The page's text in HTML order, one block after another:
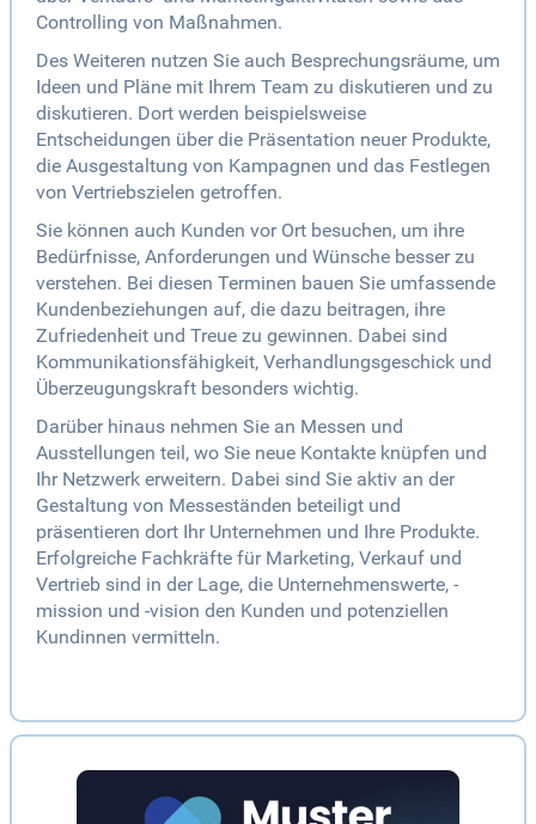
Controlling von Maßnahmen.
Des Weiteren nutzen Sie auch Besprechungsräume, um
Ideen und Pläne mit Ihrem Team zu diskutieren und zu
diskutieren. Dort werden beispielsweise
Entscheidungen über die Präsentation neuer Produkte,
die Ausgestaltung von Kampagnen und das Festlegen
von Vertriebszielen getroffen.
Sie können auch Kunden vor Ort besuchen, um ihre
Bedürfnisse, Anforderungen und Wünsche besser zu
verstehen. Bei diesen Terminen bauen Sie umfassende
Kundenbeziehungen auf, die dazu beitragen, ihre
Zufriedenheit und Treue zu gewinnen. Dabei sind
Kommunikationsfähigkeit, Verhandlungsgeschick und
Überzeugungskraft besonders wichtig.
Darüber hinaus nehmen Sie an Messen und
Ausstellungen teil, wo Sie neue Kontakte knüpfen und
Ihr Netzwerk erweitern. Dabei sind Sie aktiv an der
Gestaltung von Messeständen beteiligt und
präsentieren dort Ihr Unternehmen und Ihre Produkte.
Erfolgreiche Fachkräfte für Marketing, Verkauf und
Vertrieb sind in der Lage, die Unternehmenswerte, -
mission und -vision den Kunden und potenziellen
Kundinnen vermitteln.